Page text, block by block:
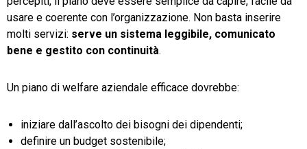
usare e coerente con l’organizzazione. Non basta inserire
molti servizi: serve un sistema leggibile, comunicato
bene e gestito con continuità.
Un piano di welfare aziendale efficace dovrebbe:
iniziare dall’ascolto dei bisogni dei dipendenti;
definire un budget sostenibile;